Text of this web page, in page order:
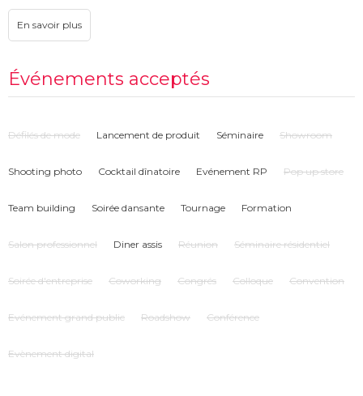
Événements acceptés
Défilés de mode Lancement de produit Séminaire Showroom
Shooting photo Cocktail dînatoire Evénement RP Pop up store
Team building Soirée dansante Tournage Formation
Salon professionnel Diner assis Réunion Séminaire résidentiel
Soirée d'entreprise Coworking Congrés Colloque Convention
Evénement grand public Roadshow Conférence
Evènement digital